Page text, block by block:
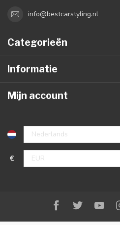
info@bestcarstyling.nl
Categorieën
Informatie
Mijn account
€